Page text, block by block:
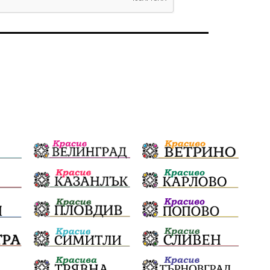
производство Добро дело
Апостол Апостолов
фолклор пострадал
насилие Пътна безопасност